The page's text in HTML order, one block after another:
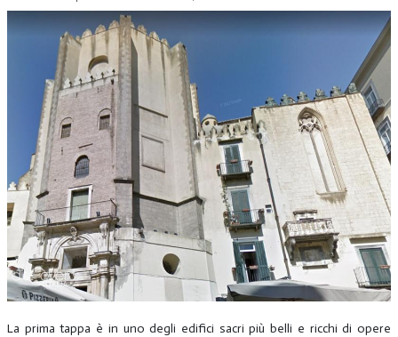
La prima tappa è in uno degli edifici sacri più belli e ricchi di opere